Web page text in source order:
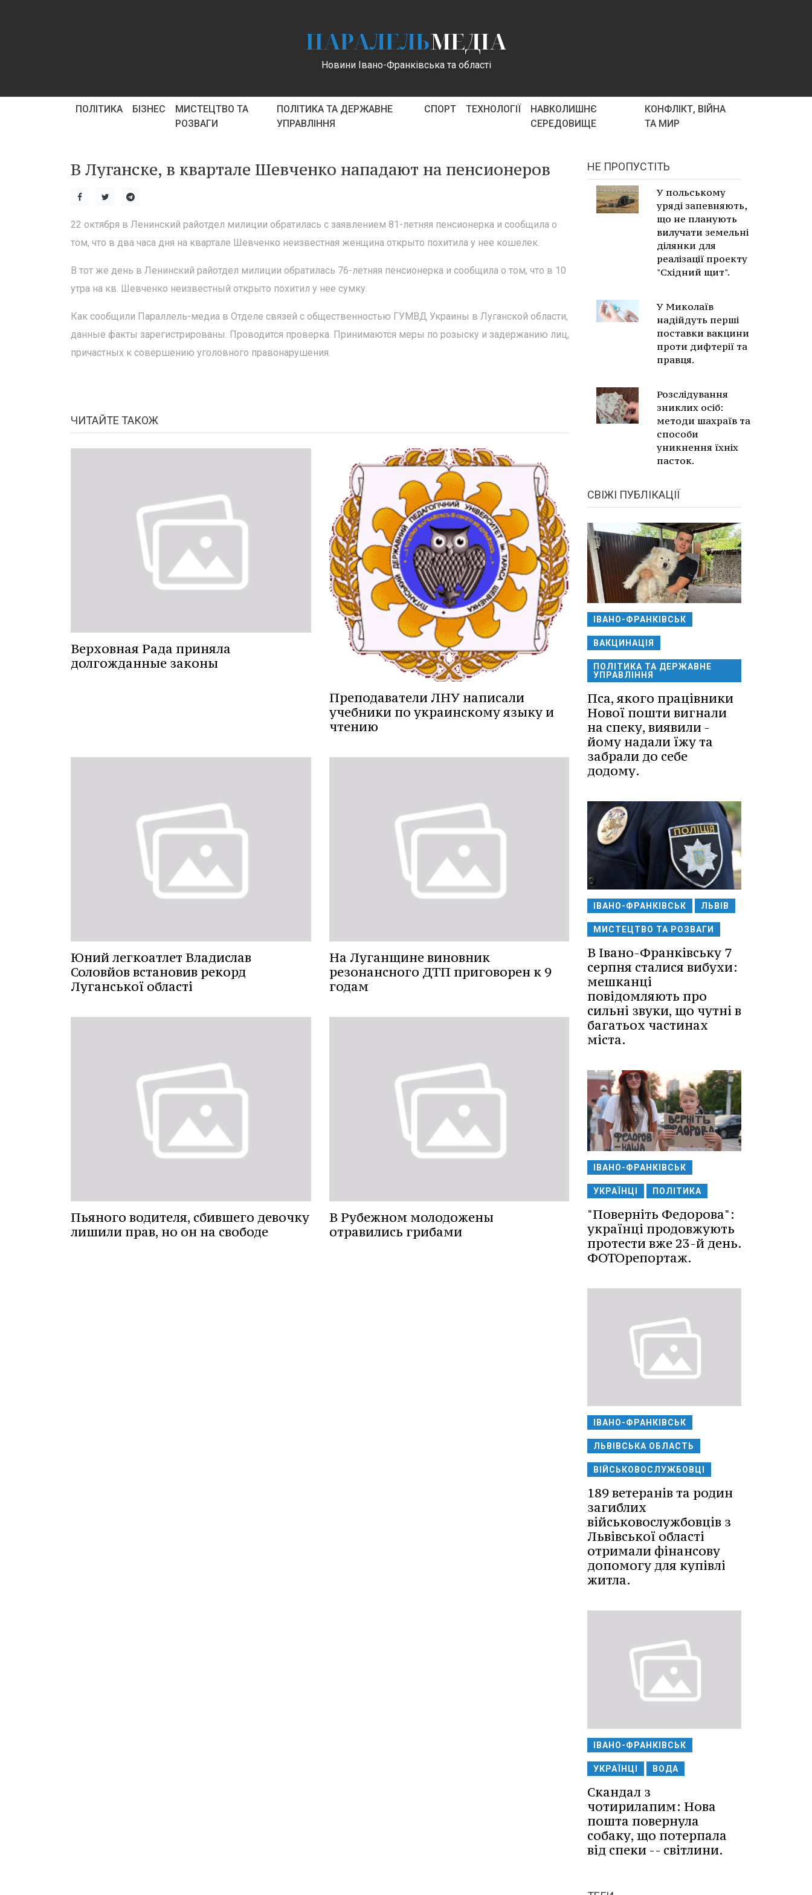
ПАРАЛЕЛЬМЕДІА
Новини Івано-Франківська та області
ПОЛІТИКА БІЗНЕС
МИСТЕЦТВО ТА
РОЗВАГИ
ПОЛІТИКА ТА ДЕРЖАВНЕ
УПРАВЛІННЯ
СПОРТ ТЕХНОЛОГІЇ
НАВКОЛИШНЄ
СЕРЕДОВИЩЕ
КОНФЛІКТ, ВІЙНА
ТА МИР
В Луганске, в квартале Шевченко нападают на пенсионеров
22 октября в Ленинский райотдел милиции обратилась с заявлением 81-летняя пенсионерка и сообщила о
том, что в два часа дня на квартале Шевченко неизвестная женщина открыто похитила у нее кошелек.
В тот же день в Ленинский райотдел милиции обратилась 76-летняя пенсионерка и сообщила о том, что в 10
утра на кв. Шевченко неизвестный открыто похитил у нее сумку.
Как сообщили Параллель-медиа в Отделе связей с общественностью ГУМВД Украины в Луганской области,
данные факты зарегистрированы. Проводится проверка. Принимаются меры по розыску и задержанию лиц,
причастных к совершению уголовного правонарушения.
ЧИТАЙТЕ ТАКОЖ
Верховная Рада приняла
долгожданные законы
Преподаватели ЛНУ написали
учебники по украинскому языку и
чтению
Юний легкоатлет Владислав
Соловйов встановив рекорд
Луганської області
На Луганщине виновник
резонансного ДТП приговорен к 9
годам
Пьяного водителя, сбившего девочку
лишили прав, но он на свободе
В Рубежном молодожены
отравились грибами
НЕ ПРОПУСТІТЬ
У польському
уряді запевняють,
що не планують
вилучати земельні
ділянки для
реалізації проекту
"Східний щит".
У Миколаїв
надійдуть перші
поставки вакцини
проти дифтерії та
правця.
Розслідування
зниклих осіб:
методи шахраїв та
способи
уникнення їхніх
пасток.
СВІЖІ ПУБЛІКАЦІЇ
ІВАНО-ФРАНКІВСЬК
ВАКЦИНАЦІЯ
ПОЛІТИКА ТА ДЕРЖАВНЕ
УПРАВЛІННЯ
Пса, якого працівники
Нової пошти вигнали
на спеку, виявили -
йому надали їжу та
забрали до себе
додому.
ІВАНО-ФРАНКІВСЬК ЛЬВІВ
МИСТЕЦТВО ТА РОЗВАГИ
В Івано-Франківську 7
серпня сталися вибухи:
мешканці
повідомляють про
сильні звуки, що чутні в
багатьох частинах
міста.
ІВАНО-ФРАНКІВСЬК
УКРАЇНЦІ ПОЛІТИКА
"Поверніть Федорова":
українці продовжують
протести вже 23-й день.
ФОТОрепортаж.
ІВАНО-ФРАНКІВСЬК
ЛЬВІВСЬКА ОБЛАСТЬ
ВІЙСЬКОВОСЛУЖБОВЦІ
189 ветеранів та родин
загиблих
військовослужбовців з
Львівської області
отримали фінансову
допомогу для купівлі
житла.
ІВАНО-ФРАНКІВСЬК
УКРАЇНЦІ ВОДА
Скандал з
чотирилапим: Нова
пошта повернула
собаку, що потерпала
від спеки -- світлини.